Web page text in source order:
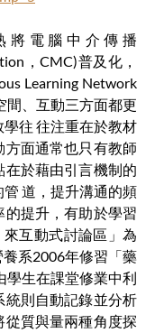
將電腦中介傳播
，CMC)普及化，
Learning Network
間、互動三方面都更
往 往注重在於教材
方面通常也只有教師
於藉由引言機制的
道，提升溝通的頻
提升，有助於學習
來互動式討論區」為
系2006年修習「藥
學生在課堂修業中利
統則自動記錄並分析
質與量兩種角度探